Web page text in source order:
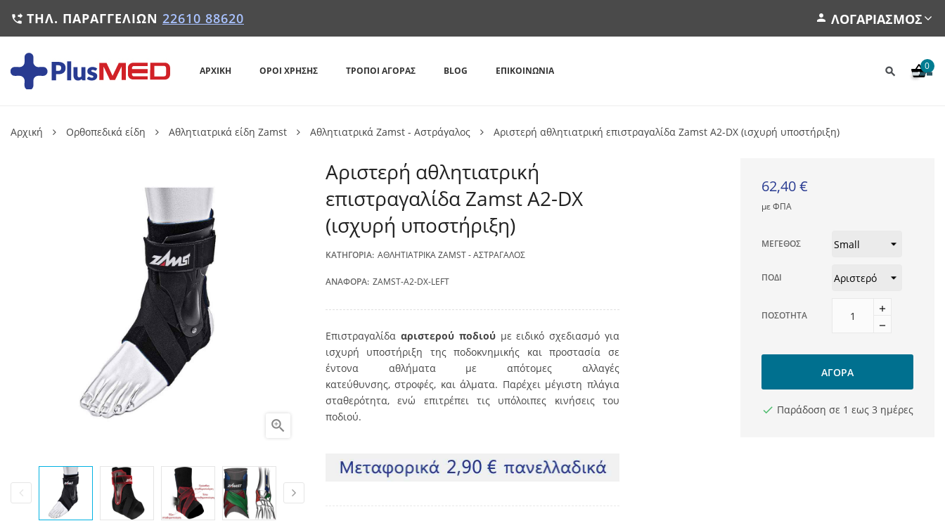
 ΤΗΛ. ΠΑΡΑΓΓΕΛΙΏΝ 22610 88620 ΛΟΓΑΡΙΑΣΜΌΣ
ΑΡΧΙΚΉ ΌΡΟΙ ΧΡΉΣΗΣ ΤΡΌΠΟΙ ΑΓΟΡΆΣ BLOG ΕΠΙΚΟΙΝΩΝΊΑ 0
Αρχική Ορθοπεδικά είδη Αθλητιατρικά είδη Zamst Αθλητιατρικά Zamst - Αστράγαλος Αριστερή αθλητιατρική επιστραγαλίδα Zamst A2-DX (ισχυρή υποστήριξη)

Αριστερή αθλητιατρική
επιστραγαλίδα Zamst A2-DX
(ισχυρή υποστήριξη)
ΚΑΤΗΓΟΡΊΑ: ΑΘΛΗΤΙΑΤΡΙΚΆ ZAMST - ΑΣΤΡΆΓΑΛΟΣ
ΑΝΑΦΟΡΆ: ZAMST-A2-DX-LEFT
Επιστραγαλίδα αριστερού ποδιούμε ειδικό σχεδιασμό για
ισχυρή υποστήριξη της ποδοκνημικής και προστασία σε
έντονα αθλήματα μεαπότομες αλλαγές
κατεύθυνσης,στροφές, και άλματα. Παρέχει μέγιστη πλάγια
σταθερότητα, ενώ επιτρέπει τις υπόλοιπες κινήσεις του
ποδιού.
62,40 €
με ΦΠΑ
ΜΈΓΕΘΟΣ
ΠΌΔΙ
ΠΟΣΌΤΗΤΑ
ΑΓΟΡΆ
Παράδοση σε 1 εως 3 ημέρες